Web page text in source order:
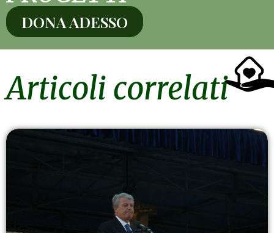
DONA ADESSO
Articoli correlati